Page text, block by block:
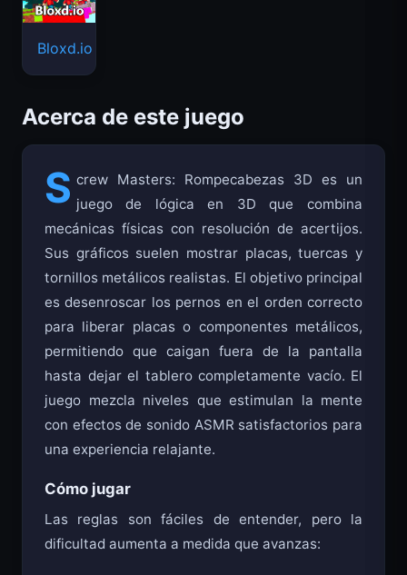
Bloxd.io
Acerca de este juego
S crew Masters: Rompecabezas 3D es un
juego de lógica en 3D que combina
mecánicas físicas con resolución de acertijos.
Sus gráficos suelen mostrar placas, tuercas y
tornillos metálicos realistas. El objetivo principal
es desenroscar los pernos en el orden correcto
para liberar placas o componentes metálicos,
permitiendo que caigan fuera de la pantalla
hasta dejar el tablero completamente vacío. El
juego mezcla niveles que estimulan la mente
con efectos de sonido ASMR satisfactorios para
una experiencia relajante.
Cómo jugar
Las reglas son fáciles de entender, pero la
dificultad aumenta a medida que avanzas: